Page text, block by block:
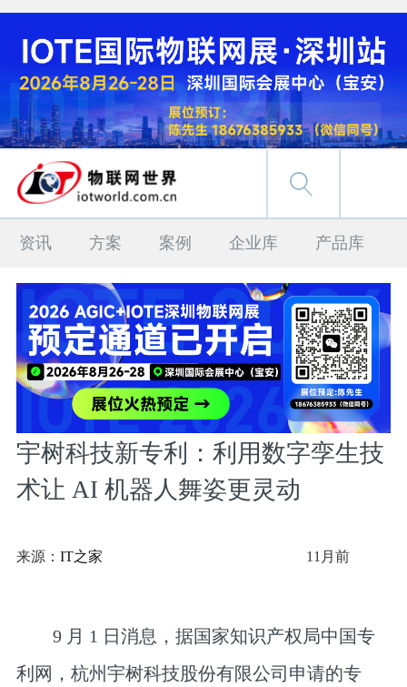
资讯 方案 案例 企业库 产品库
宇树科技新专利：利用数字孪生技
术让 AI 机器人舞姿更灵动
来源： IT之家 11月前
9 月 1 日消息，据国家知识产权局中国专
利网，杭州宇树科技股份有限公司申请的专